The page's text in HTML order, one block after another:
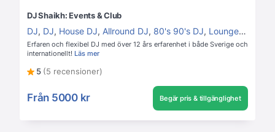
DJ Shaikh: Events & Club
DJ, DJ, House DJ, Allround DJ, 80's 90's DJ, Lounge DJ
Erfaren och flexibel DJ med över 12 års erfarenhet i både Sverige och
internationellt! Läs mer
5 (5 recensioner)
Från 5000 kr Begär pris & tillgänglighet